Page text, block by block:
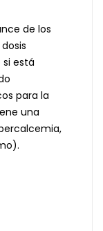
de los
está
para la
una